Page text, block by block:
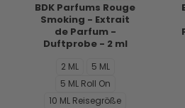
BDK Parfums Rouge
Smoking - Extrait
de Parfum -
Duftprobe - 2 ml
2 ML
5 ML
5 ML Roll On
10 ML Reisegröße